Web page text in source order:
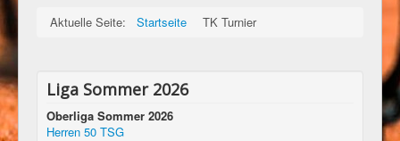
Aktuelle Seite:
Startseite TK Turnier
Liga Sommer 2026
Oberliga Sommer 2026
Herren 50 TSG